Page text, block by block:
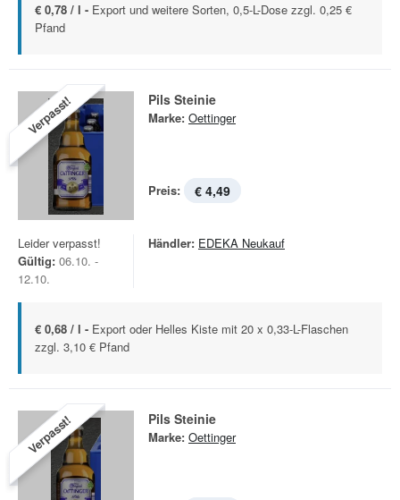
€ 0,78 / l - Export und weitere Sorten, 0,5-L-Dose zzgl. 0,25 €
Pfand
Verpasst! Pils Steinie
Marke: Oettinger
Preis: € 4,49
Leider verpasst!
Gültig: 06.10. -
12.10.
Händler: EDEKA Neukauf
€ 0,68 / l - Export oder Helles Kiste mit 20 x 0,33-L-Flaschen
zzgl. 3,10 € Pfand
Verpasst! Pils Steinie
Marke: Oettinger